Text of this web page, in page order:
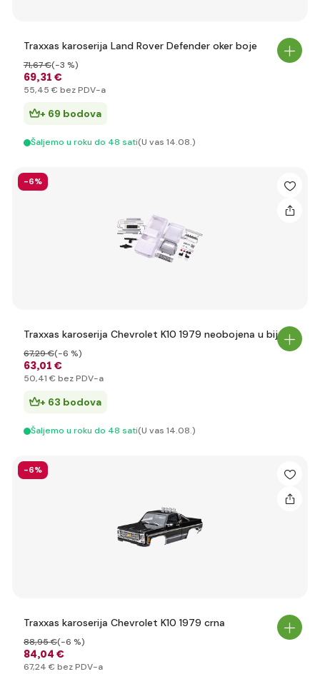
Traxxas karoserija Land Rover Defender oker boje
69,31 €
71,67 €(-3 %)
55,45 € bez PDV-a
+ 69 bodova
Šaljemo u roku do 48 sati(U vas 14.08.)
-6%
Traxxas karoserija Chevrolet K10 1979 neobojena u bijelo
63,01 €
67,29 €(-6 %)
50,41 € bez PDV-a
+ 63 bodova
Šaljemo u roku do 48 sati(U vas 14.08.)
-6%
Traxxas karoserija Chevrolet K10 1979 crna
84,04 €
88,95 €(-6 %)
67,24 € bez PDV-a